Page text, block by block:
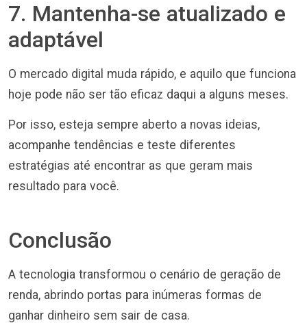
7. Mantenha-se atualizado e
adaptável
O mercado digital muda rápido, e aquilo que funciona
hoje pode não ser tão eficaz daqui a alguns meses.
Por isso, esteja sempre aberto a novas ideias,
acompanhe tendências e teste diferentes
estratégias até encontrar as que geram mais
resultado para você.
Conclusão
A tecnologia transformou o cenário de geração de
renda, abrindo portas para inúmeras formas de
ganhar dinheiro sem sair de casa.